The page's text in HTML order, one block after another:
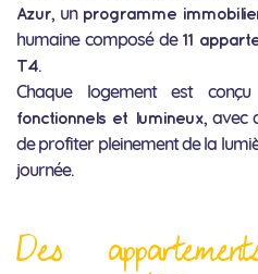
Azur, un programme
humaine composé de 11
T4.
Chaque logement est
fonctionnels et lumineux, avec
de profiter pleinement de la
journée.
Des